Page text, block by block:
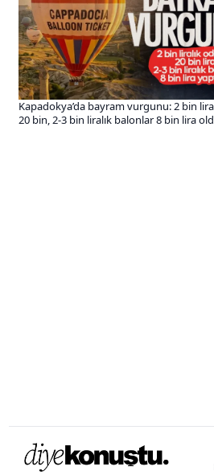
Kapadokya’da bayram vurgunu: 2 bin
20 bin, 2-3 bin liralık balonlar 8 bin lira